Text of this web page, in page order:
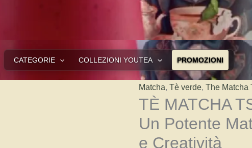
CATEGORIE COLLEZIONI YOUTEA PROMOZIONI
Matcha, Tè verde, The Matcha
TÈ MATCHA
Un Potente
e Creatività